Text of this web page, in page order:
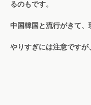
るのもです。
中国韓国と流行がきて、
やりすぎには注意ですが